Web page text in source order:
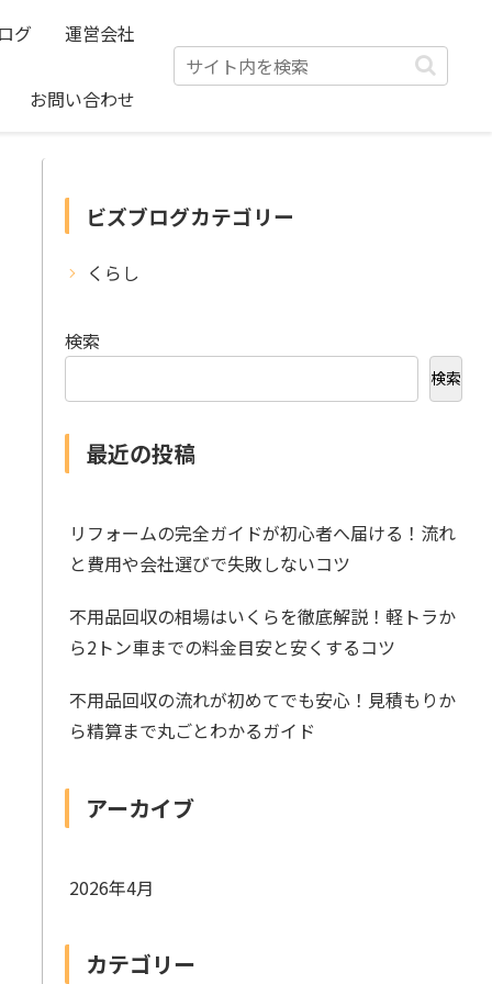
グ 運営会社
お問い合わせ
ビズブログカテゴリー
くらし
検索
検索
最近の投稿
リフォームの完全ガイドが初心者へ届ける！流れ
と費用や会社選びで失敗しないコツ
不用品回収の相場はいくらを徹底解説！軽トラか
ら2トン車までの料金目安と安くするコツ
不用品回収の流れが初めてでも安心！見積もりか
ら精算まで丸ごとわかるガイド
アーカイブ
2026年4月
カテゴリー